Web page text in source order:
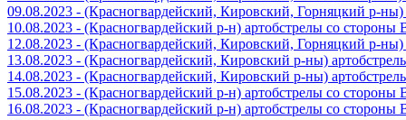
09.08.2023 - (Красногвардейский, Кировский, Горняцкий р-
10.08.2023 - (Красногвардейский р-н) артобстрелы со
12.08.2023 - (Красногвардейский, Кировский, Горняцкий р-
13.08.2023 - (Красногвардейский, Кировский р-ны)
14.08.2023 - (Красногвардейский, Кировский р-ны)
15.08.2023 - (Красногвардейский р-н) артобстрелы со
16.08.2023 - (Красногвардейский р-н) артобстрелы со